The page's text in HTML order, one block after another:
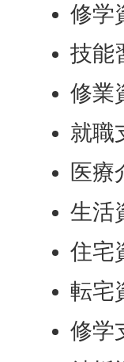
修学
技能
修業
就職
医療
生活
住宅
転宅
修学